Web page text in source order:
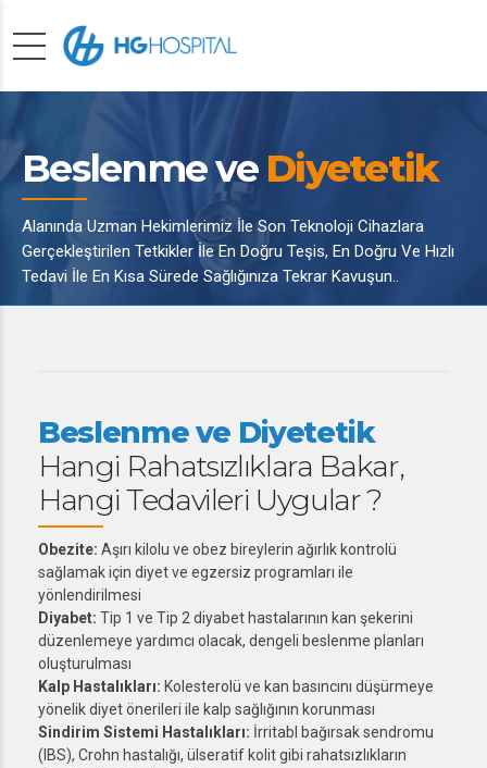
Beslenme ve Diyetetik
Alanında Uzman Hekimlerimiz İle Son Teknoloji Cihazlara
Gerçekleştirilen Tetkikler İle En Doğru Teşis, En Doğru Ve Hızlı
Tedavi İle En Kısa Sürede Sağlığınıza Tekrar Kavuşun..
Beslenme ve Diyetetik
Hangi Rahatsızlıklara Bakar,
Hangi Tedavileri Uygular ?
Obezite: Aşırı kilolu ve obez bireylerin ağırlık kontrolü
sağlamak için diyet ve egzersiz programları ile
yönlendirilmesi
Diyabet: Tip 1 ve Tip 2 diyabet hastalarının kan şekerini
düzenlemeye yardımcı olacak, dengeli beslenme planları
oluşturulması
Kalp Hastalıkları: Kolesterolü ve kan basıncını düşürmeye
yönelik diyet önerileri ile kalp sağlığının korunması
Sindirim Sistemi Hastalıkları: İrritabl bağırsak sendromu
(IBS), Crohn hastalığı, ülseratif kolit gibi rahatsızlıkların